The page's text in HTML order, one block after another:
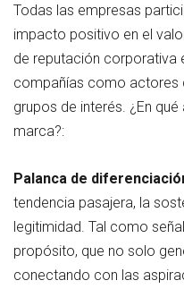
Todas las empresas
impacto positivo en el
de reputación corporativa
compañías como actores
grupos de interés. ¿En
marca?:
Palanca de
tendencia pasajera, la
legitimidad. Tal como
propósito, que no solo
conectando con las